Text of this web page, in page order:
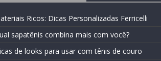
Ricos: Dicas Personalizadas Ferricelli
sapatênis combina mais com você?
de looks para usar com tênis de couro